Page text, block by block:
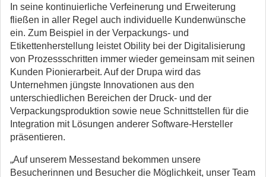
In seine kontinuierliche Verfeinerung und Erweiterung
fließen in aller Regel auch individuelle Kundenwünsche
ein. Zum Beispiel in der Verpackungs- und
Etikettenherstellung leistet Obility bei der Digitalisierung
von Prozessschritten immer wieder gemeinsam mit seinen
Kunden Pionierarbeit. Auf der Drupa wird das
Unternehmen jüngste Innovationen aus den
unterschiedlichen Bereichen der Druck- und der
Verpackungsproduktion sowie neue Schnittstellen für die
Integration mit Lösungen anderer Software-Hersteller
präsentieren.
„Auf unserem Messestand bekommen unsere
Besucherinnen und Besucher die Möglichkeit, unser Team